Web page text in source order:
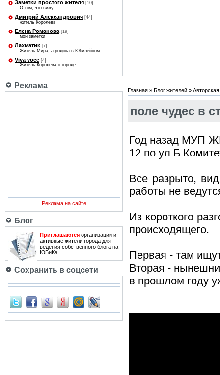
Заметки простого жителя [10]
О том, что вижу
Дмитрий Александрович [44]
житель Королёва
Елена Романова [19]
мои заметки
Лахматик [7]
Житель Мира, а родина в Юбилейном
Viva voce [4]
Житель Королева о городе
Реклама
Реклама на сайте
Блог
Приглашаются организации и
активные жители города для
ведения собственного блога на
ЮБиКе.
Сохранить в соцсети
Главная » Блог жителей » Авторская
поле чудес в
Год назад МУП
12 по
Все разрыто,
работы не
Из короткого
происходящего.
Первая - там
Вторая -
в прошлом году